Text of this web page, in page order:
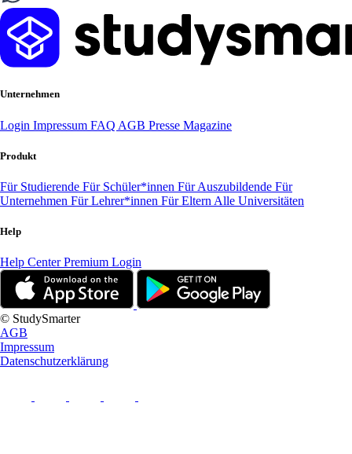
Unternehmen
Login Impressum FAQ AGB Presse Magazine
Produkt
Für Studierende Für Schüler*innen Für Auszubildende Für
Unternehmen Für Lehrer*innen Für Eltern Alle Universitäten
Help
Help CenterPremium Login
© StudySmarter
AGB
Impressum
Datenschutzerklärung